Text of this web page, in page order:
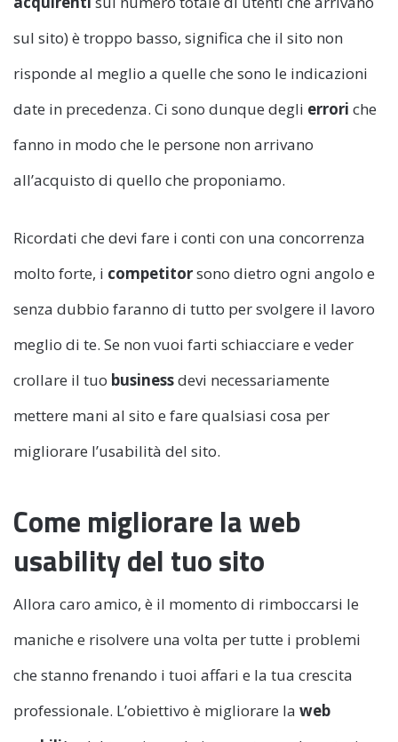
sul sito) è troppo basso, significa che il sito non
risponde al meglio a quelle che sono le indicazioni
date in precedenza. Ci sono dunque degli errori che
fanno in modo che le persone non arrivano
all’acquisto di quello che proponiamo.
Ricordati che devi fare i conti con una concorrenza
molto forte, i competitorsono dietro ogni angolo e
senza dubbio faranno di tutto per svolgere il lavoro
meglio di te. Se non vuoi farti schiacciare e veder
crollare il tuo businessdevi necessariamente
mettere mani al sito e fare qualsiasi cosa per
migliorare l’usabilità del sito.
Come migliorare la web
usability del tuo sito
Allora caro amico, è il momento di rimboccarsi le
maniche e risolvere una volta per tutte i problemi
che stanno frenando i tuoi affari e la tua crescita
professionale. L’obiettivo è migliorare la web